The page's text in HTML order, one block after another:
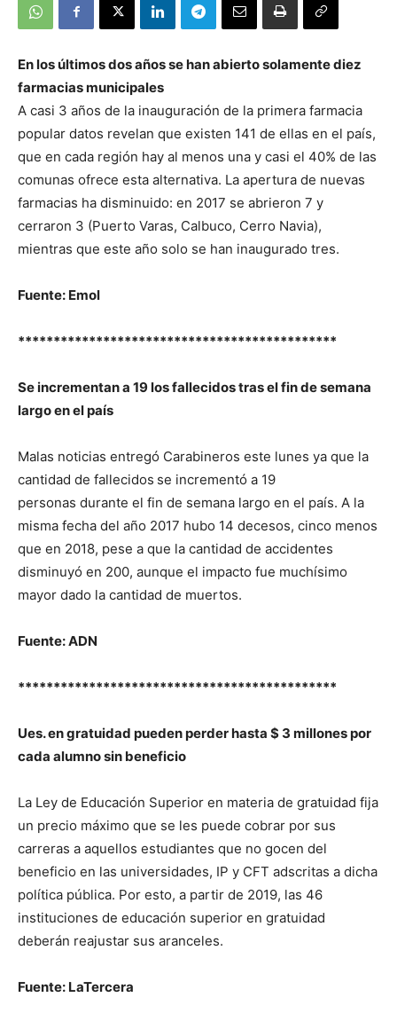
En los últimos dos años se han abierto solamente diez
farmacias municipales
A casi 3 años de la inauguración de la primera farmacia
popular datos revelan que existen 141 de ellas en el país,
que en cada región hay al menos una y casi el 40% de las
comunas ofrece esta alternativa. La apertura de nuevas
farmacias ha disminuido: en 2017 se abrieron 7 y
cerraron 3 (Puerto Varas, Calbuco, Cerro Navia),
mientras que este año solo se han inaugurado tres.
Fuente: Emol
*********************************************
Se incrementan a 19 los fallecidos tras el fin de semana
largo en el país
Malas noticias entregó Carabineros este lunes ya que la
cantidad de fallecidos se incrementó a 19
personas durante el fin de semana largo en el país. A la
misma fecha del año 2017 hubo 14 decesos, cinco menos
que en 2018, pese a que la cantidad de accidentes
disminuyó en 200, aunque el impacto fue muchísimo
mayor dado la cantidad de muertos.
Fuente: ADN
*********************************************
Ues. en gratuidad pueden perder hasta $ 3 millones por
cada alumno sin beneficio
La Ley de Educación Superior en materia de gratuidad fija
un precio máximo que se les puede cobrar por sus
carreras a aquellos estudiantes que no gocen del
beneficio en las universidades, IP y CFT adscritas a dicha
política pública. Por esto, a partir de 2019, las 46
instituciones de educación superior en gratuidad
deberán reajustar sus aranceles.
Fuente: LaTercera